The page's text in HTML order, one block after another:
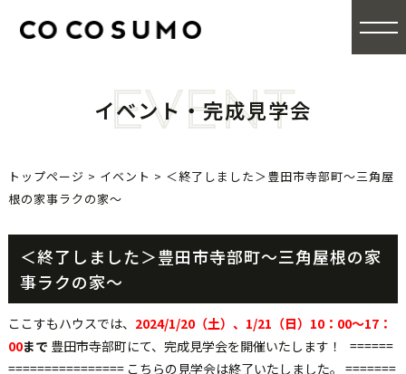
EVENT
イベント・完成見学会
トップページ > イベント > ＜終了しました＞豊田市寺部町～三角屋
根の家事ラクの家～
＜終了しました＞豊田市寺部町～三角屋根の家
事ラクの家～
ここすもハウスでは、 2024/1/20（土）、1/21（日）10：00～17：
00まで 豊田市寺部町にて、完成見学会を開催いたします！ ======
================ こちらの見学会は終了いたしました。 =======